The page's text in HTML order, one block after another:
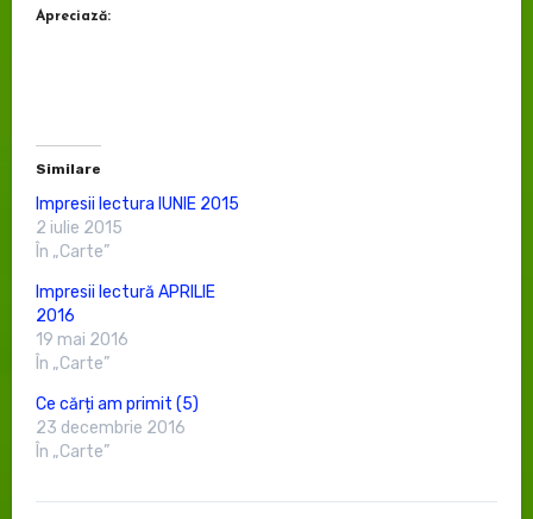
Apreciază:
Similare
Impresii lectura IUNIE 2015
2 iulie 2015
În „Carte”
Impresii lectură APRILIE
2016
19 mai 2016
În „Carte”
Ce cărți am primit (5)
23 decembrie 2016
În „Carte”